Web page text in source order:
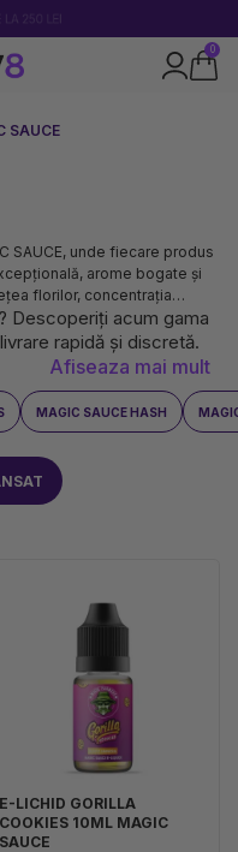
0
SAUCE
SAUCE, unde fiecare produs
arome bogate și
florilor, concentrația
și a pufurilor de unică
dorințelor dumneavoastră.
pentru a garanta puritatea,
Descoperiți acum gama
rapidă și discretă.
Afiseaza mai mult
MAGIC SAUCE HASH
E-LICHID GORILLA
COOKIES 10ML MAGIC
SAUCE